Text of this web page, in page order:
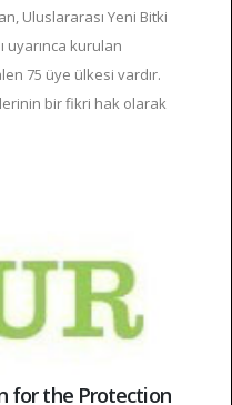
Uluslararası Yeni Bitki
uyarınca kurulan
75 üye ülkesi vardır.
bir fikri hak olarak
for the Protection